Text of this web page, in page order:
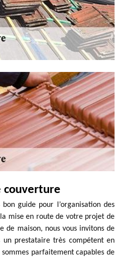
couverture
guide pour l’organisation des
mise en route de votre projet de
de maison, nous vous invitons de
un prestataire très compétent en
parfaitement capables de